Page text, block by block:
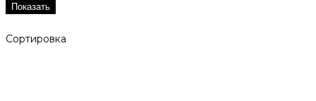
Показать
Сортировка